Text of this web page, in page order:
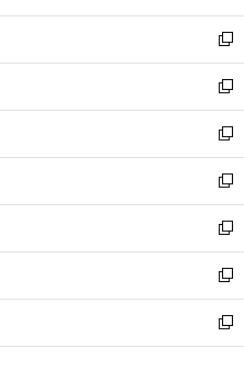
開
く
ン
ド
ウ
で
開
く
ウ
ィ
ン
ド
ウ
で
開
く
し
い
ウ
ィ
ン
ド
ウ
で
開
く
新
し
い
ウ
ィ
ン
ド
ウ
で
開
く
新
し
い
ウ
ィ
ン
ド
ウ
で
開
く
新
し
い
ウ
ィ
ン
ド
ウ
で
開
新
し
い
ウ
ィ
ン
ド
ウ
新
し
い
ウ
ィ
ン
新
し
い
ウ
新
し